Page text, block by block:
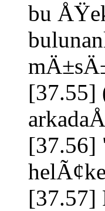
bu
[37.55]
[37.56]
[37.57]